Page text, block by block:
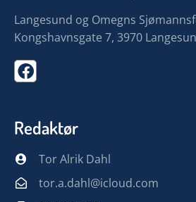
Langesund og Omegns
Kongshavnsgate 7, 3970
Redaktør
Tor Alrik Dahl
tor.a.dahl@icloud.com